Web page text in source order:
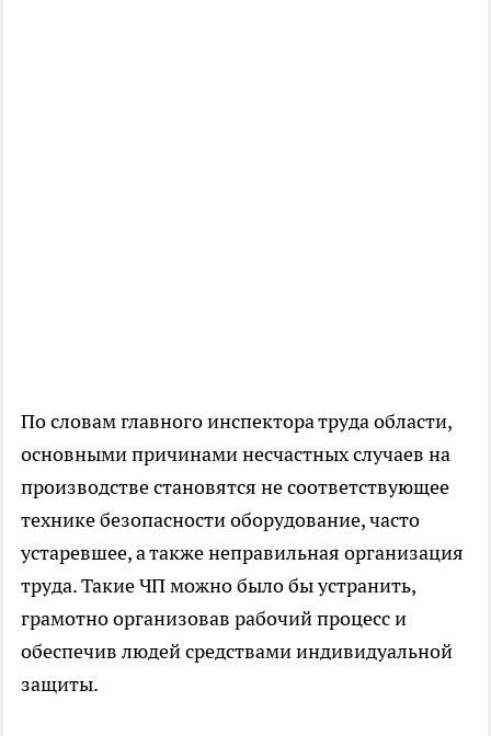
По словам главного инспектора труда области,
основными причинами несчастных случаев на
производстве становятся не соответствующее
технике безопасности оборудование, часто
устаревшее, а также неправильная организация
труда. Такие ЧП можно было бы устранить,
грамотно организовав рабочий процесс и
обеспечив людей средствами индивидуальной
защиты.